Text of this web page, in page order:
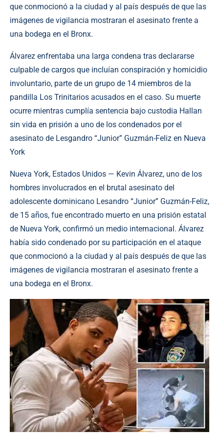
que conmocionó a la ciudad y al país después de que las
imágenes de vigilancia mostraran el asesinato frente a
una bodega en el Bronx.
Álvarez enfrentaba una larga condena tras declararse
culpable de cargos que incluían conspiración y homicidio
involuntario, parte de un grupo de 14 miembros de la
pandilla Los Trinitarios acusados en el caso. Su muerte
ocurre mientras cumplía sentencia bajo custodia Hallan
sin vida en prisión a uno de los condenados por el
asesinato de Lesgandro “Junior” Guzmán-Feliz en Nueva
York
Nueva York, Estados Unidos — Kevin Álvarez, uno de los
hombres involucrados en el brutal asesinato del
adolescente dominicano Lesandro “Junior” Guzmán-Feliz,
de 15 años, fue encontrado muerto en una prisión estatal
de Nueva York, confirmó un medio internacional. Álvarez
había sido condenado por su participación en el ataque
que conmocionó a la ciudad y al país después de que las
imágenes de vigilancia mostraran el asesinato frente a
una bodega en el Bronx.